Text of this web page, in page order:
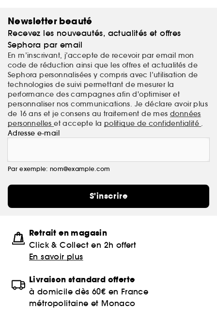
peau.
Newsletter beauté
Recevez les nouveautés, actualités et offres
Sephora par email
En m’inscrivant, j’accepte de recevoir par email mon
code de réduction ainsi que les offres et actualités de
Sephora personnalisées y compris avec l’utilisation de
technologies de suivi permettant de mesurer la
performance des campagnes afin d'optimiser et
personnaliser nos communications. Je déclare avoir plus
de 16 ans et je consens au traitement de mes données
personnelleset accepte la politique de confidentialité .
Adresse e-mail
Par exemple: nom@example.com
S'inscrire
Retrait en magasin
Click & Collect en 2h offert
En savoir plus
Livraison standard offerte
à domicile dès 60€ en France
métropolitaine et Monaco